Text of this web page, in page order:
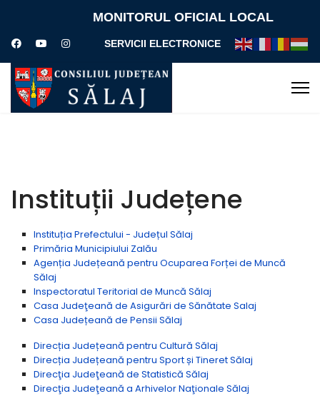
MONITORUL OFICIAL LOCAL
SERVICII ELECTRONICE
Instituții Județene
Instituția Prefectului - Județul Sălaj
Primăria Municipiului Zalău
Agenția Județeană pentru Ocuparea Forței de Muncă
Sălaj
Inspectoratul Teritorial de Muncă Sălaj
Casa Judeţeană de Asigurări de Sănătate Salaj
Casa Județeană de Pensii Sălaj
Direcția Județeană pentru Cultură Sălaj
Direcția Județeană pentru Sport și Tineret Sălaj
Direcţia Judeţeană de Statistică Sălaj
Direcţia Judeţeană a Arhivelor Naţionale Sălaj